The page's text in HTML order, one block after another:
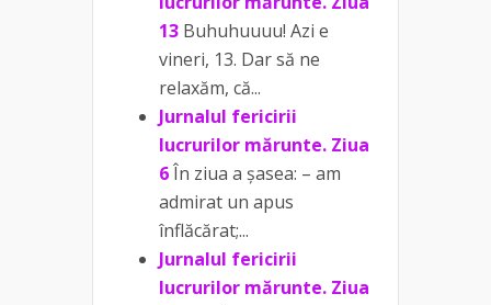
13 Buhuhuuuu! Azi e
vineri, 13. Dar să ne
relaxăm, că...
Jurnalul fericirii
lucrurilor mărunte. Ziua
6În ziua a șasea: – am
admirat un apus
înflăcărat;...
Jurnalul fericirii
lucrurilor mărunte. Ziua